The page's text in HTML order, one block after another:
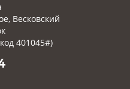
Весковский
401045#)